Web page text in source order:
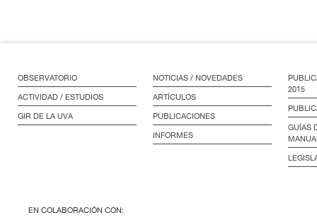
OBSERVATORIO
ACTIVIDAD / ESTUDIOS
GIR DE LA UVA
NOTICIAS / NOVEDADES
ARTÍCULOS
PUBLICACIONES
INFORMES
2015
GUÍAS
EN COLABORACIÓN CON: